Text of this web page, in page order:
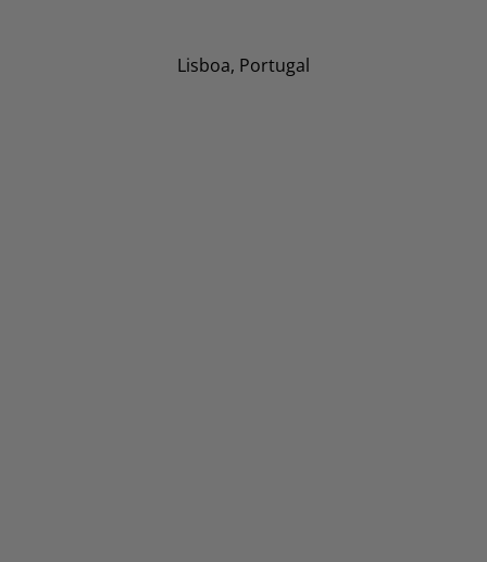
Lisboa, Portugal